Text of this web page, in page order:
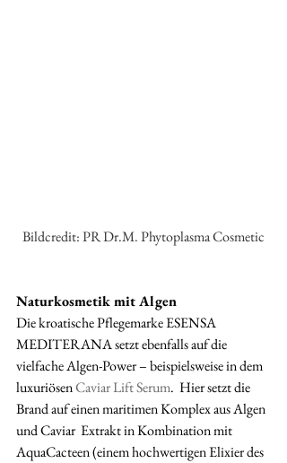
Bildcredit: PR Dr.M. Phytoplasma Cosmetic
Naturkosmetik mit Algen
Die kroatische Pflegemarke ESENSA
MEDITERANA setzt ebenfalls auf die
vielfache Algen-Power – beispielsweise in dem
luxuriösen Caviar Lift Serum.  Hier setzt die
Brand auf einen maritimen Komplex aus Algen
und Caviar  Extrakt in Kombination mit
AquaCacteen (einem hochwertigen Elixier des